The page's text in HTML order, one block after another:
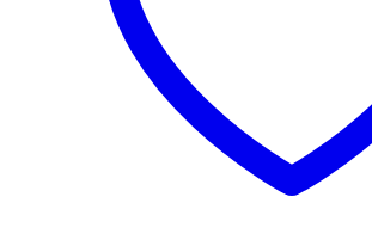
página
de
producto